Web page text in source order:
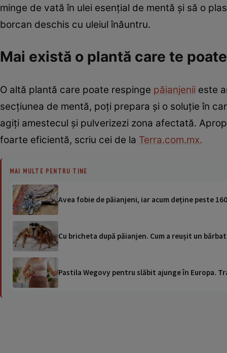
minge de vată în ulei esențial de mentă și să o
borcan deschis cu uleiul înăuntru.
Mai există o plantă care te
O altă plantă care poate respinge păianjenii este
secțiunea de mentă, poți prepara și o soluție în
agiți amestecul și pulverizezi zona afectată.
foarte eficientă, scriu cei de la Terra.com.mx.
MAI MULTE PENTRU TINE
Avea fobie de păianjeni, iar acum deține peste
Cu bricheta după păianjen. Cum a reușit un
Pastila Wegovy pentru slăbit ajunge în Europa.